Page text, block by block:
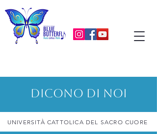
DICONO DI NOI
UNIVERSITÀ CATTOLICA DEL SACRO CUORE